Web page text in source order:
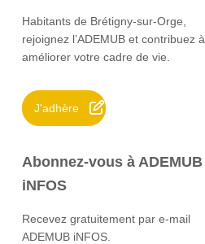
h
e
r
:
Habitants de Brétigny-sur-Orge,
rejoignez l’ADEMUB et contribuez à
améliorer votre cadre de vie.
J'adhère
Abonnez-vous à ADEMUB
iNFOS
Recevez gratuitement par e-mail
ADEMUB iNFOS.